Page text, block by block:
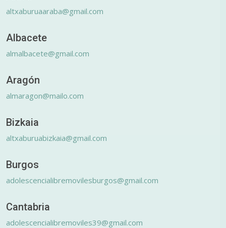
altxaburuaaraba@gmail.com
Albacete
almalbacete@gmail.com
Aragón
almaragon@mailo.com
Bizkaia
altxaburuabizkaia@gmail.com
Burgos
adolescencialibremovilesburgos@gmail.com
Cantabria
adolescencialibremoviles39@gmail.com